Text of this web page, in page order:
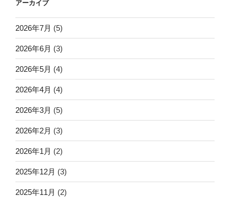
アーカイブ
2026年7月 (5)
2026年6月 (3)
2026年5月 (4)
2026年4月 (4)
2026年3月 (5)
2026年2月 (3)
2026年1月 (2)
2025年12月 (3)
2025年11月 (2)